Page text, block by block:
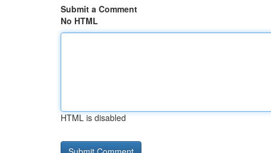
Submit a Comment
No HTML
HTML is disabled